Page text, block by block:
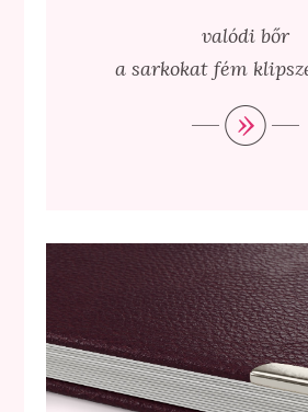
valódi bőr
a sarkokat fém